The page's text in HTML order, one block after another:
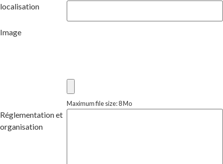
localisation
Image
Maximum file size: 8 Mo
Réglementation et
organisation